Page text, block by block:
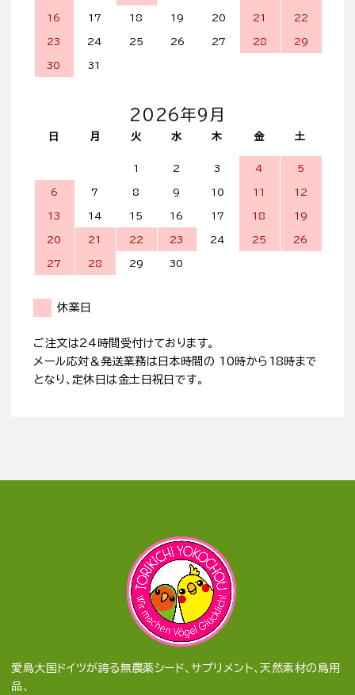
16 17 18 19 20 21 22
23 24 25 26 27 28 29
30 31
2026年9月
日 月 火 水 木 金 土
1 2 3 4 5
6 7 8 9 10 11 12
13 14 15 16 17 18 19
20 21 22 23 24 25 26
27 28 29 30
休業日
ご注文は24時間受付けております。
メール応対＆発送業務は日本時間の 10時から18時まで
となり、定休日は金土日祝日です。
愛鳥大国ドイツが誇る無農薬シード、サプリメント、天然素材の鳥用
品、